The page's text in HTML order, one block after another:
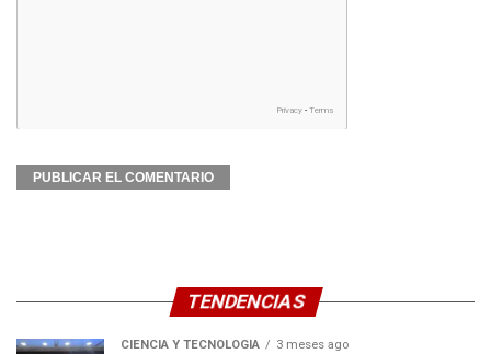
TENDENCIAS
CIENCIA Y TECNOLOGÍA 3 meses ago